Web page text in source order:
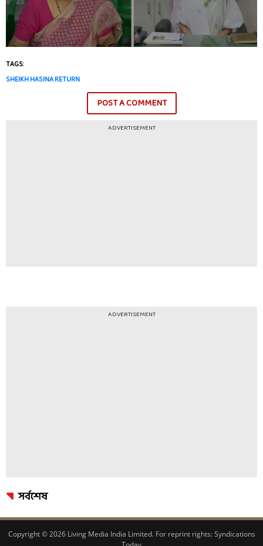
TAGS:
SHEIKH HASINA RETURN
POST A COMMENT
ADVERTISEMENT
ADVERTISEMENT
সর্বশেষ
Copyright © 2026 Living Media India Limited. For reprint rights:Syndications